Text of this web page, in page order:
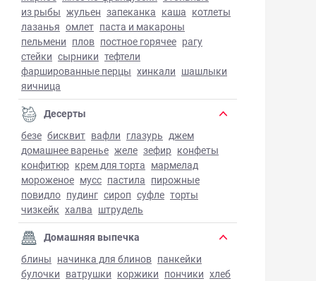
из рыбы жульен запеканка каша котлеты
лазанья омлет паста и макароны
пельмени плов постное горячее рагу
стейки сырники тефтели
фаршированные перцы хинкали шашлыки
яичница
Десерты
безе бисквит вафли глазурь джем
домашнее варенье желе зефир конфеты
конфитюр крем для торта мармелад
мороженое мусс пастила пирожные
повидло пудинг сироп суфле торты
чизкейк халва штрудель
Домашняя выпечка
блины начинка для блинов панкейки
булочки ватрушки коржики пончики хлеб